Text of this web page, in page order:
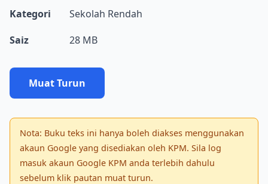
Kategori
Sekolah Rendah
Saiz
28 MB
Muat Turun
Nota: Buku teks ini hanya boleh diakses menggunakan
akaun Google yang disediakan oleh KPM. Sila log
masuk akaun Google KPM anda terlebih dahulu
sebelum klik pautan muat turun.